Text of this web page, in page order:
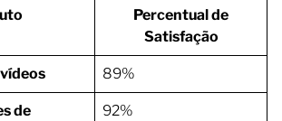
Percentual de
Satisfação
89%
de
92%